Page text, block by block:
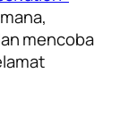
mencoba